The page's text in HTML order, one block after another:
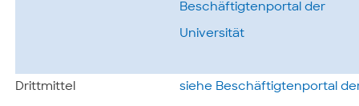
Beschäftigtenportal der
Universität
Drittmittel siehe Beschäftigtenportal